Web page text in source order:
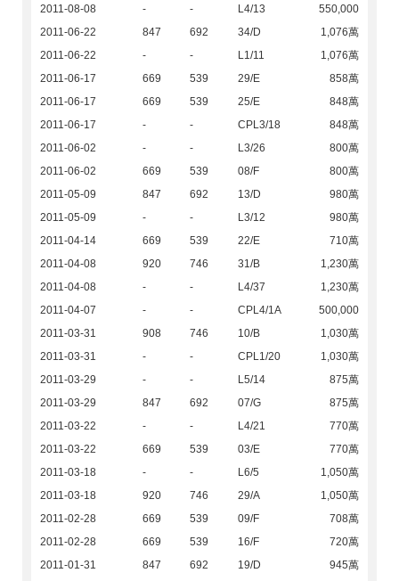
2011-08-08
- - L4/13
550,000
2011-06-22
847 692 34/D
1,076萬
2011-06-22
- - L1/11
1,076萬
2011-06-17
669 539 29/E
858萬
2011-06-17
669 539 25/E
848萬
2011-06-17
- - CPL3/18
848萬
2011-06-02
- - L3/26
800萬
2011-06-02
669 539 08/F
800萬
2011-05-09
847 692 13/D
980萬
2011-05-09
- - L3/12
980萬
2011-04-14
669 539 22/E
710萬
2011-04-08
920 746 31/B
1,230萬
2011-04-08
- - L4/37
1,230萬
2011-04-07
- - CPL4/1A
500,000
2011-03-31
908 746 10/B
1,030萬
2011-03-31
- - CPL1/20
1,030萬
2011-03-29
- - L5/14
875萬
2011-03-29
847 692 07/G
875萬
2011-03-22
- - L4/21
770萬
2011-03-22
669 539 03/E
770萬
2011-03-18
- - L6/5
1,050萬
2011-03-18
920 746 29/A
1,050萬
2011-02-28
669 539 09/F
708萬
2011-02-28
669 539 16/F
720萬
2011-01-31
847 692 19/D
945萬